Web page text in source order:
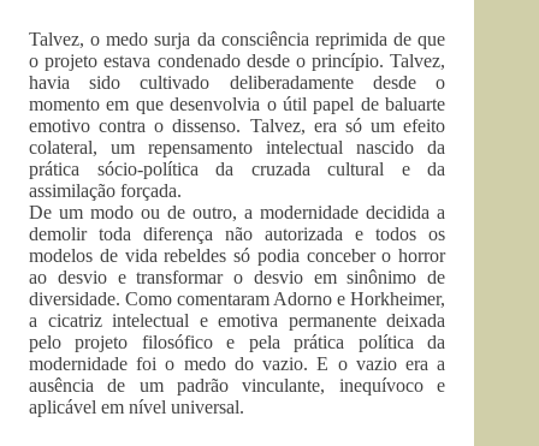
Talvez, o medo surja da consciência reprimida de que
o projeto estava condenado desde o princípio. Talvez,
havia sido cultivado deliberadamente desde o
momento em que desenvolvia o útil papel de baluarte
emotivo contra o dissenso. Talvez, era só um efeito
colateral, um repensamento intelectual nascido da
prática sócio-política da cruzada cultural e da
assimilação forçada.
De um modo ou de outro, a modernidade decidida a
demolir toda diferença não autorizada e todos os
modelos de vida rebeldes só podia conceber o horror
ao desvio e transformar o desvio em sinônimo de
diversidade. Como comentaram Adorno e Horkheimer,
a cicatriz intelectual e emotiva permanente deixada
pelo projeto filosófico e pela prática política da
modernidade foi o medo do vazio. E o vazio era a
ausência de um padrão vinculante, inequívoco e
aplicável em nível universal.